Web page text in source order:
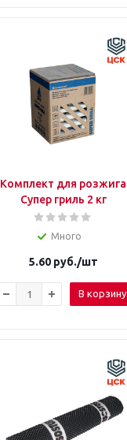
Комплект для розжига
Супер гриль 2 кг
Много
5.60руб./шт
В корзину